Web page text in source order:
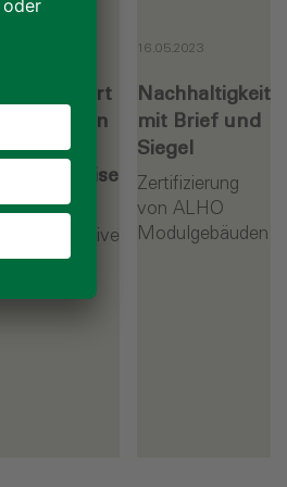
realisiert
Schulen in
16.05.2023
Nachhaltigkeit
mit Brief und
Siegel
Zertifizierung
von ALHO
Modulgebäuden